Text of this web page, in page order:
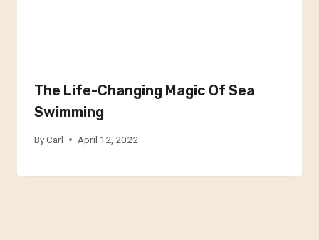
The Life-Changing Magic Of Sea
Swimming
ByCarl April 12, 2022